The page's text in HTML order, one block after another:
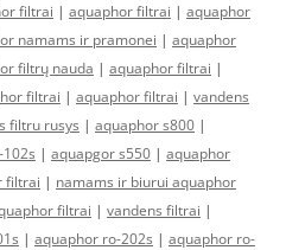
filtrai | aquaphor filtrai | aquaphor
namams ir pramonei | aquaphor
filtrų nauda | aquaphor filtrai |
filtrai | aquaphor filtrai | vandens
filtru rusys | aquaphor s800 |
| aquapgor s550 | aquaphor
filtrai | namams ir biurui aquaphor
filtrai | vandens filtrai |
| aquaphor ro-202s | aquaphor ro-